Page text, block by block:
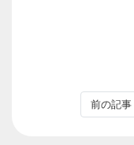
前の記事